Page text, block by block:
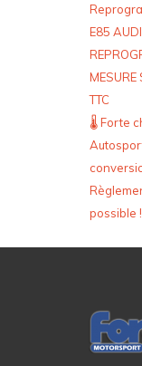
E85
TTC
🌡️ Forte
possible